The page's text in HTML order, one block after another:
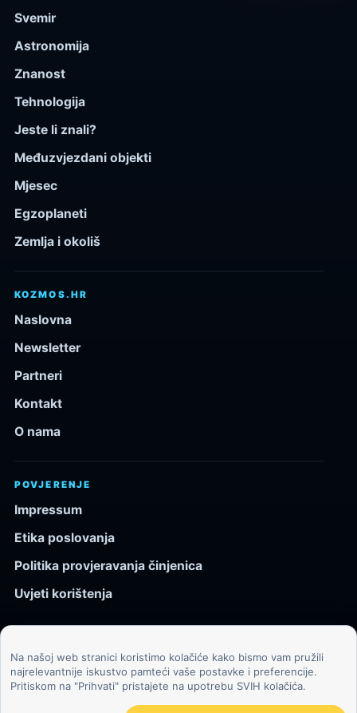
Svemir
Astronomija
Znanost
Tehnologija
Jeste li znali?
Međuzvjezdani objekti
Mjesec
Egzoplaneti
Zemlja i okoliš
KOZMOS.HR
Naslovna
Newsletter
Partneri
Kontakt
O nama
POVJERENJE
Impressum
Etika poslovanja
Politika provjeravanja činjenica
Uvjeti korištenja
© 2026 Kozmos.hr. Sva prava pridržana.
Svemir, znanost, tehnologija i velike ideje za znatiželjne
čitatelje.
Na našoj web stranici koristimo kolačiće kako bismo vam pružili
najrelevantnije iskustvo pamteći vaše postavke i preferencije.
Pritiskom na "Prihvati" pristajete na upotrebu SVIH kolačića.